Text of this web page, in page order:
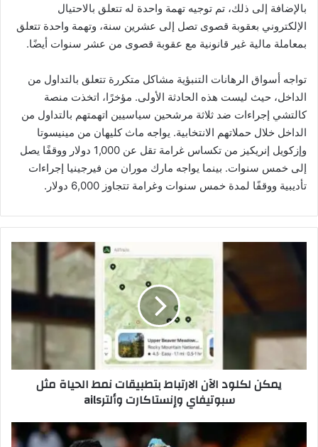
بالإضافة إلى ذلك، تم توجيه تهمة واحدة له تتعلق بالاحتيال
الإلكتروني بعقوبة قصوى تصل إلى عشرين سنة، وتهمة واحدة تتعلق
بمعاملة مالية غير قانونية مع عقوبة قصوى من عشر سنوات أيضًا.
تواجه أسواق الرهانات التنبؤية مشاكل متكررة تتعلق بالتداول من
الداخل، حيث ليست هذه الحادثة الأولى. مؤخرًا، اتخذت منصة
كالتشي إجراءات ضد ثلاثة مرشحين سياسيين اتهمتهم بالتداول من
الداخل خلال حملاتهم الانتخابية. يواجه ماث كليهان من مينيسوتا
وإزكويل إنريكيز من تكساس غرامة تقل عن 1,000 دولار ووقفًا يصل
إلى خمس سنوات. بينما يواجه مارك موران من فيرجينيا إجراءات
تأديبية ووقفًا لمدة خمس سنوات وغرامة تتجاوز 6,000 دولار.
ل
د
ا
يمكن لكلود الآن الارتباط بتطبيقات نمط الحياة مثل
سبوتيفاي وإنستاكارت وألترails
ي